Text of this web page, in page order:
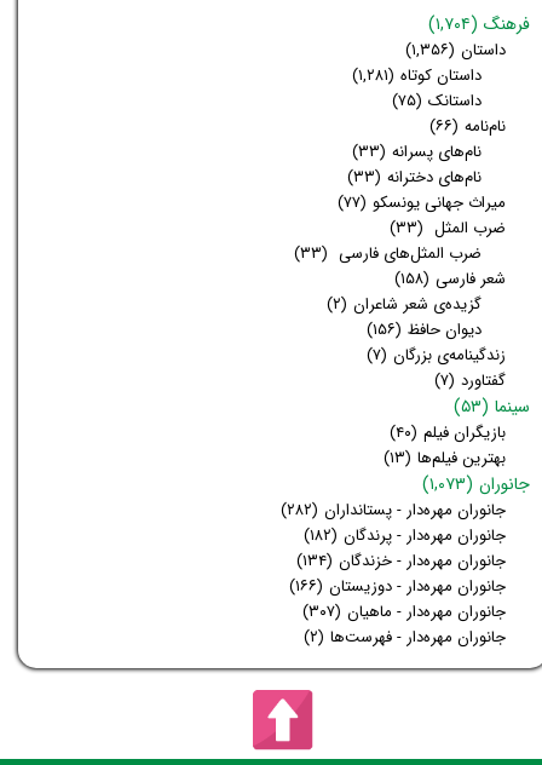
فرهنگ (۱,۷۰۴)
داستان (۱,۳۵۶)
داستان کوتاه (۱,۲۸۱)
داستانک (۷۵)
نام‌نامه (۶۶)
نام‌های پسرانه (۳۳)
نام‌های دخترانه (۳۳)
میراث جهانی یونسکو (۷۷)
ضرب المثل (۳۳)
ضرب المثل‌های فارسی (۳۳)
شعر فارسی (۱۵۸)
گزیده‌ی شعر شاعران (۲)
دیوان حافظ (۱۵۶)
زندگینامه‌ی بزرگان (۷)
گفتاورد (۷)
سینما (۵۳)
بازیگران فیلم (۴۰)
بهترین فیلم‌ها (۱۳)
جانوران (۱,۰۷۳)
جانوران مهره‌دار - پستانداران (۲۸۲)
جانوران مهره‌دار - پرندگان (۱۸۲)
جانوران مهره‌دار - خزندگان (۱۳۴)
جانوران مهره‌دار - دوزیستان (۱۶۶)
جانوران مهره‌دار - ماهیان (۳۰۷)
جانوران مهره‌دار - فهرست‌ها (۲)